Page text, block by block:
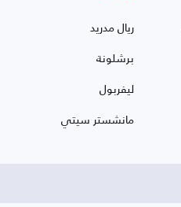
ريال مدريد
برشلونة
ليفربول
مانشستر سيتي